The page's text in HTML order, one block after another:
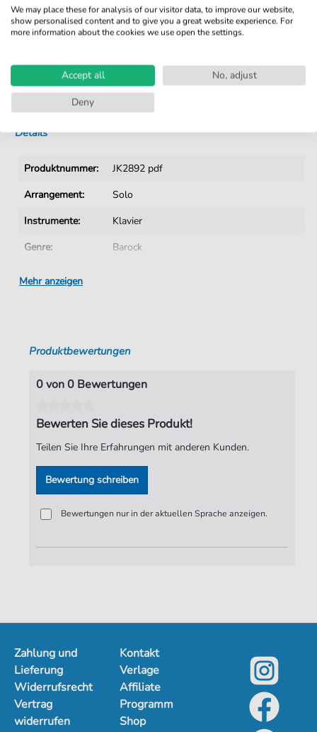
100% Legal & Lizenziert
Kein Abo. Fairer Einzelkauf.
Sofortiger Download nach Kauf
Details
Produktnummer:
JK2892 pdf
Arrangement:
Solo
Instrumente:
Klavier
Genre:
Barock
Ära:
Autoren:
Bach
Seiten:
1
Mehr anzeigen
Produktbewertungen
0 von 0 Bewertungen
Bewerten Sie dieses Produkt!
Teilen Sie Ihre Erfahrungen mit anderen Kunden.
Bewertung schreiben
Bewertungen nur in der aktuellen Sprache anzeigen.
Zahlung und
Lieferung
Widerrufsrecht
Vertrag
widerrufen
Kontakt
Verlage
Affiliate
Programm
Shop
We may place these for analysis of our visitor data, to improve our website,
show personalised content and to give you a great website experience. For
more information about the cookies we use open the settings.
Accept all
No, adjust
Deny